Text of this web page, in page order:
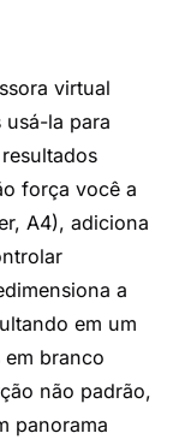
virtual
usá-la para
força você a
A4), adiciona
a
em um
branco
não padrão,
panorama